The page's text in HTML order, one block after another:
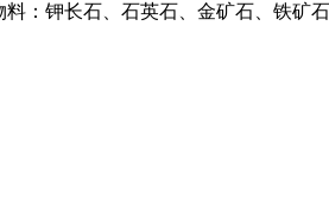
：钾长石、石英石、金矿石、铁矿